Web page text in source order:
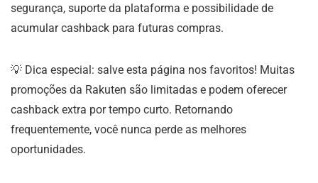
segurança, suporte da plataforma e possibilidade de
acumular cashback para futuras compras.
💡 Dica especial: salve esta página nos favoritos! Muitas
promoções da Rakuten são limitadas e podem oferecer
cashback extra por tempo curto. Retornando
frequentemente, você nunca perde as melhores
oportunidades.